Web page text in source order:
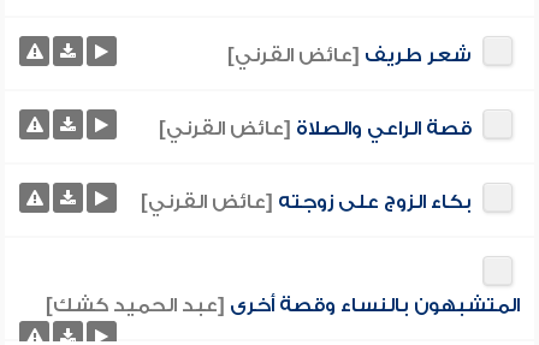
شعر طريف [عائض القرني]
قصة الراعي والصلاة [عائض القرني]
بكاء الزوج على زوجته [عائض القرني]
المتشبهون بالنساء وقصة أخرى [عبد الحميد كشك]